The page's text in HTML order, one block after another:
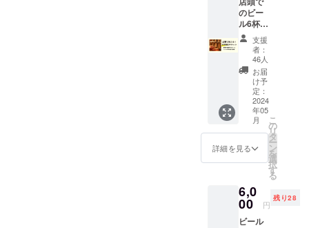
ム可）
を備考
欄に記
載お願
い致し
ます。
のビー
ル6杯チ
ケット
（Lサイ
ズ）を
発送し
ます！
・店頭
で好き
なビー
ル（缶
ビール
を除
く、ド
を6杯注
文でき
るチ
ケット
支援
者：
46人
お届
け予
定：
2024
年05
月
詳細を見る
こ
の
リ
タ
ー
ン
を
選
択
す
る
6,0
00 円
残り28
ビール